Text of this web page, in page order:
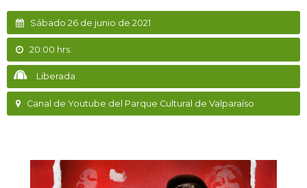
Sábado 26 de junio de 2021
20:00 hrs.
Liberada
Canal de Youtube del Parque Cultural de Valparaíso